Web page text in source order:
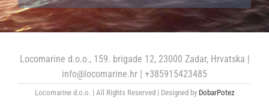
Locomarine d.o.o., 159. brigade 12, 23000 Zadar, Hrvatska |
info@locomarine.hr | +385915423485
Locomarine d.o.o. | All Rights Reserved | Designed by DobarPotez